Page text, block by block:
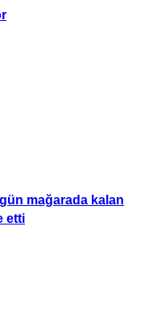
mağarada kalan
etti